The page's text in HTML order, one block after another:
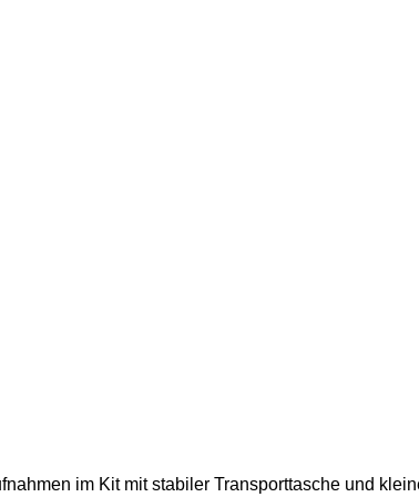
im Kit mit stabiler Transporttasche und